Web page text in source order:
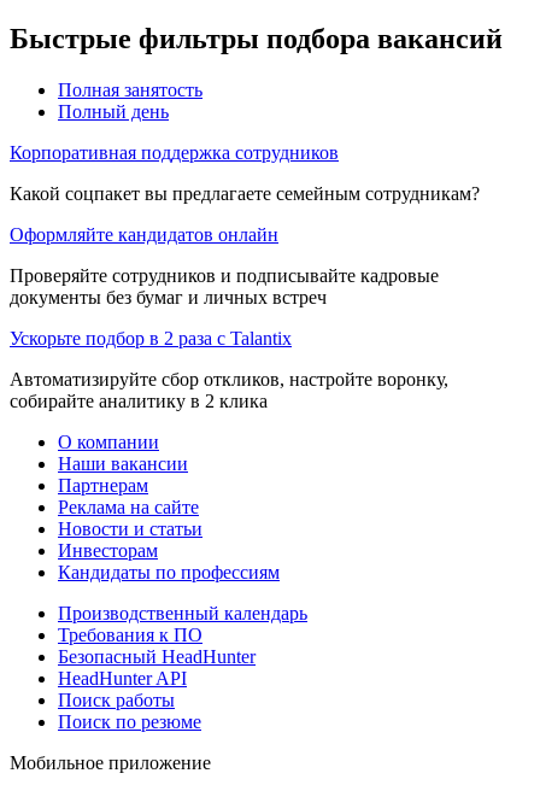
Быстрые фильтры подбора вакансий
Полная занятость
Полный день
Корпоративная поддержка сотрудников
Какой соцпакет вы предлагаете семейным сотрудникам?
Оформляйте кандидатов онлайн
Проверяйте сотрудников и подписывайте кадровые
документы без бумаг и личных встреч
Ускорьте подбор в 2 раза с Talantix
Автоматизируйте сбор откликов, настройте воронку,
собирайте аналитику в 2 клика
О компании
Наши вакансии
Партнерам
Реклама на сайте
Новости и статьи
Инвесторам
Кандидаты по профессиям
Производственный календарь
Требования к ПО
Безопасный HeadHunter
HeadHunter API
Поиск работы
Поиск по резюме
Мобильное приложение